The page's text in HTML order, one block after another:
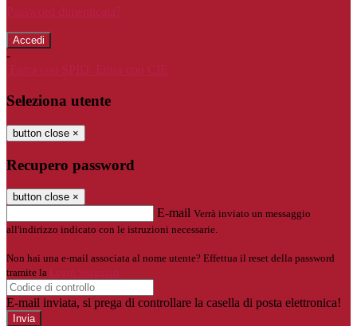
Password dimenticata?
-
Entra con SPID
Entra con CIE
Seleziona utente
button close ×
Recupero password
button close ×
E-mail Verrà inviato un messaggio
all'indirizzo indicato con le istruzioni necessarie.
Non hai una e-mail associata al nome utente? Effettua il reset della password
tramite la
Login Spaggiari
E-mail inviata, si prega di controllare la casella di posta elettronica!